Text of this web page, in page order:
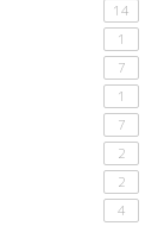
14
1
7
1
7
2
2
4